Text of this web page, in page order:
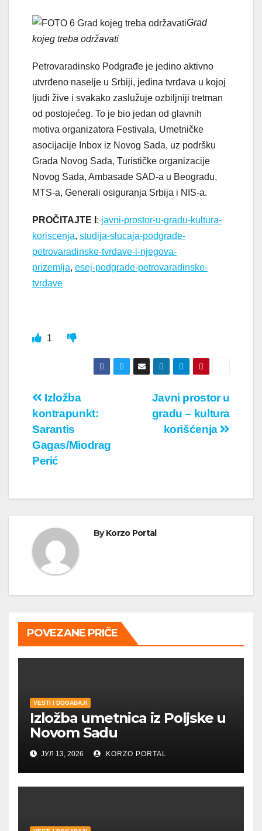
Grad
kojeg treba održavati
Petrovaradinsko Podgrađe je jedino aktivno
utvrđeno naselje u Srbiji, jedina tvrđava u kojoj
ljudi žive i svakako zaslužuje ozbiljniji tretman
od postojećeg. To je bio jedan od glavnih
motiva organizatora Festivala, Umetničke
asocijacije Inbox iz Novog Sada, uz podršku
Grada Novog Sada, Turističke organizacije
Novog Sada, Ambasade SAD-a u Beogradu,
MTS-a, Generali osiguranja Srbija i NIS-a.
PROČITAJTE I : javni-prostor-u-gradu-kultura-
koriscenja, studija-slucaja-podgrade-
petrovaradinske-tvrdave-i-njegova-
prizemlja, esej-podgrade-petrovaradinske-
tvrdave
1
Кретање
чланка
Javni prostor u
gradu – kultura
korišćenja
Izložba
kontrapunkt:
Sarantis
Gagas/Miodrag
Perić
ByKorzo Portal
POVEZANE PRIČE
VESTI I DOGAĐAJI
Izložba umetnica iz Poljske u
Novom Sadu
ЈУЛ 13, 2026 KORZO PORTAL